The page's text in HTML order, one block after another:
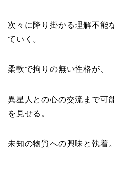
次々に降り掛かる理解不能
ていく。
柔軟で拘りの無い性格が、
異星人との心の交流まで可
を見せる。
未知の物質への興味と執着。